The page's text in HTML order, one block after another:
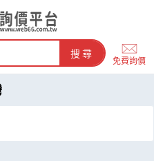
搜尋
免費詢價